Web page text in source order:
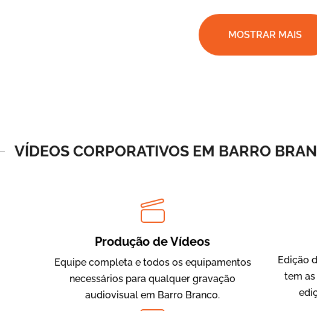
Evolucional
Vídeos para Treinamentos
MOSTRAR MAIS
VÍDEOS CORPORATIVOS EM BARRO
Produção de Vídeos
Equipe completa e todos os equipamentos
necessários para qualquer gravação
audiovisual em Barro Branco.
Edição
tem